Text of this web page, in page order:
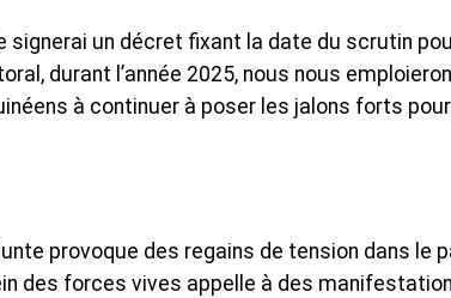
signerai un décret fixant la date du scrutin
durant l’année 2025, nous nous
à continuer à poser les jalons forts
provoque des regains de tension dans le
des forces vives appelle à des